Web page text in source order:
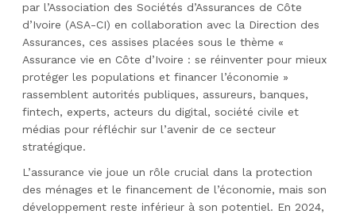
par l’Association des Sociétés d’Assurances de Côte
d’Ivoire (ASA-CI) en collaboration avec la Direction des
Assurances, ces assises placées sous le thème «
Assurance vie en Côte d’Ivoire : se réinventer pour mieux
protéger les populations et financer l’économie »
rassemblent autorités publiques, assureurs, banques,
fintech, experts, acteurs du digital, société civile et
médias pour réfléchir sur l’avenir de ce secteur
stratégique.
L’assurance vie joue un rôle crucial dans la protection
des ménages et le financement de l’économie, mais son
développement reste inférieur à son potentiel. En 2024,